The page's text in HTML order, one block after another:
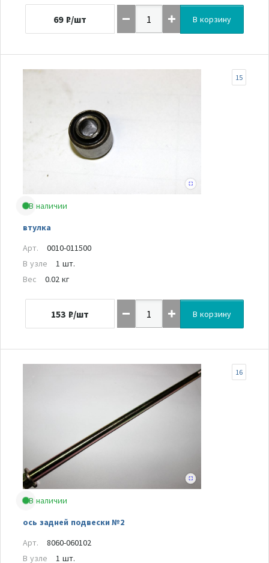
69 ₽/шт В корзину
В наличии
втулка
15
Арт.
0010-011500
В узле
1 шт.
Вес
0.02 кг
153 ₽/шт В корзину
В наличии
ось задней подвески №2
16
Арт.
8060-060102
В узле
1 шт.